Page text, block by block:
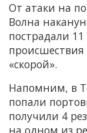
От атаки на
Волна
пострадали
«скорой».
Напомним, в
попали
получили 4